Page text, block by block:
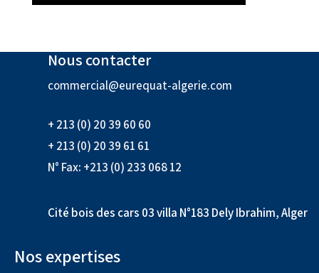
Nous contacter
commercial@eurequat-algerie.com
+ 213 (0) 20 39 60 60
+ 213 (0) 20 39 61 61
N° Fax: +213 (0) 233 068 12
Cité bois des cars 03 villa N°183 Dely Ibrahim, Alger
Nos expertises